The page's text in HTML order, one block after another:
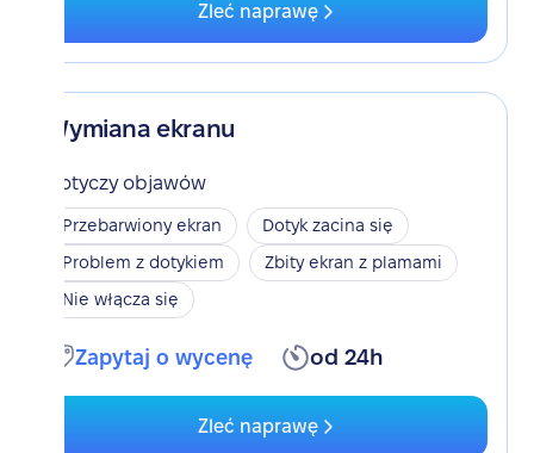
Zleć naprawę
Wymiana ekranu
Dotyczy objawów
Przebarwiony ekran
Dotyk zacina się
Problem z dotykiem
Zbity ekran z plamami
Nie włącza się
Zapytaj o wycenę od 24h
Zleć naprawę